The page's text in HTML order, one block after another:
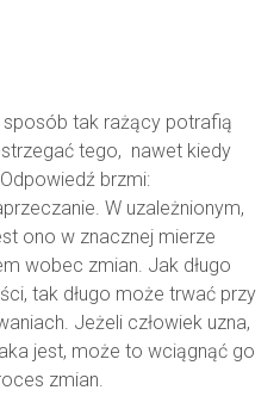
sposób tak rażący potrafią
tego, nawet kiedy
brzmi:
W uzależnionym,
ono w znacznej mierze
wobec zmian. Jak długo
tak długo może trwać przy
Jeżeli człowiek uzna,
jest, może to wciągnąć go
zmian.